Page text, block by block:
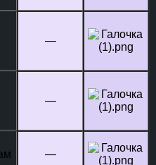
—
—
—